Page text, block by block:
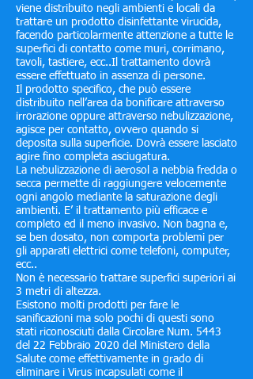
viene distribuito negli ambienti e locali da
trattare un prodotto disinfettante virucida,
facendo particolarmente attenzione a tutte le
superfici di contatto come muri, corrimano,
tavoli, tastiere, ecc..Il trattamento dovrà
essere effettuato in assenza di persone.
Il prodotto specifico, che può essere
distribuito nell’area da bonificare attraverso
irrorazione oppure attraverso nebulizzazione,
agisce per contatto, ovvero quando si
deposita sulla superficie. Dovrà essere lasciato
agire fino completa asciugatura.
La nebulizzazione di aerosol a nebbia fredda o
secca permette di raggiungere velocemente
ogni angolo mediante la saturazione degli
ambienti. E’ il trattamento più efficace e
completo ed il meno invasivo. Non bagna e,
se ben dosato, non comporta problemi per
gli apparati elettrici come telefoni, computer,
ecc..
Non è necessario trattare superfici superiori ai
3 metri di altezza.
Esistono molti prodotti per fare le
sanificazioni ma solo pochi di questi sono
stati riconosciuti dalla Circolare Num. 5443
del 22 Febbraio 2020 del Ministero della
Salute come effettivamente in grado di
eliminare i Virus incapsulati come il